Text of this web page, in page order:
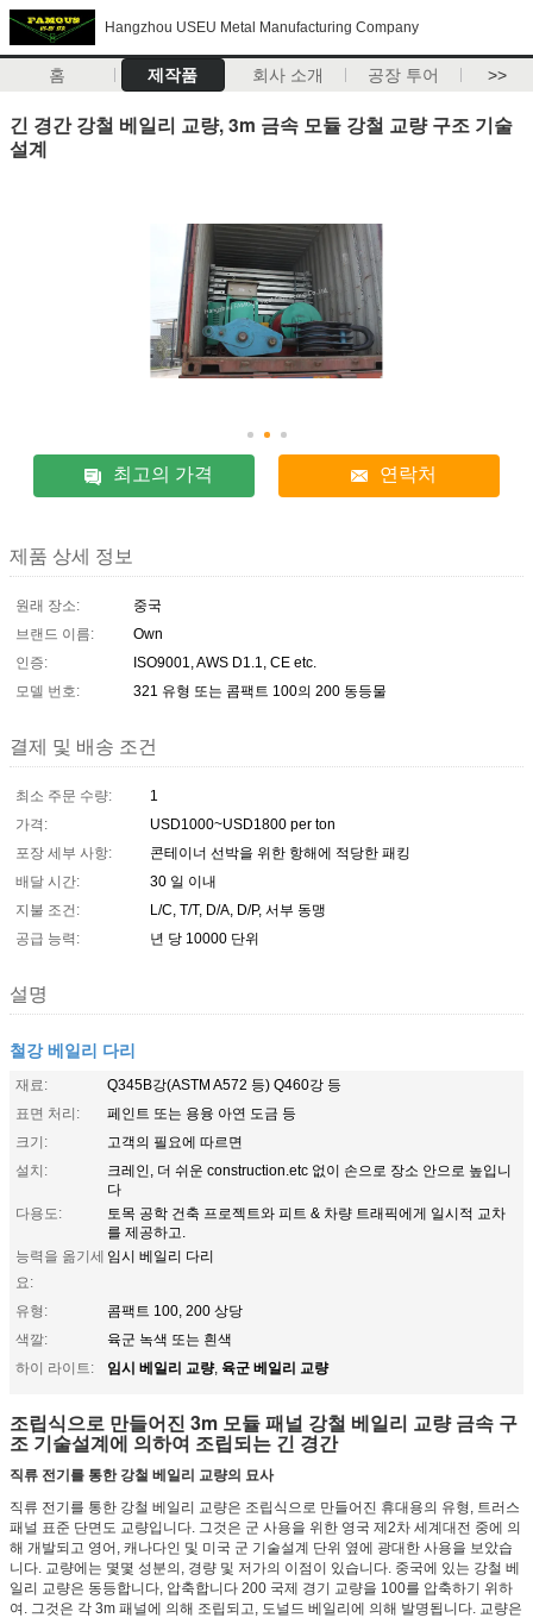
Hangzhou USEU Metal Manufacturing Company
홈 제작품 회사 소개 공장 투어 >>
긴 경간 강철 베일리 교량, 3m 금속 모듈 강철 교량 구조 기술
설계
최고의 가격 연락처
제품 상세 정보
원래 장소:
중국
브랜드 이름:
Own
인증:
ISO9001, AWS D1.1, CE etc.
모델 번호:
321 유형 또는 콤팩트 100의 200 동등물
결제 및 배송 조건
최소 주문 수량:
1
가격:
USD1000~USD1800 per ton
포장 세부 사항:
콘테이너 선박을 위한 항해에 적당한 패킹
배달 시간:
30 일 이내
지불 조건:
L/C, T/T, D/A, D/P, 서부 동맹
공급 능력:
년 당 10000 단위
설명
철강 베일리 다리
재료:
Q345B강(ASTM A572 등) Q460강 등
표면 처리:
페인트 또는 용융 아연 도금 등
크기:
고객의 필요에 따르면
설치:
크레인, 더 쉬운 construction.etc 없이 손으로 장소 안으로 높입니
다
다용도:
토목 공학 건축 프로젝트와 피트 & 차량 트래픽에게 일시적 교차
를 제공하고.
능력을 옮기세
요:
임시 베일리 다리
유형:
콤팩트 100, 200 상당
색깔:
육군 녹색 또는 흰색
하이 라이트:
임시 베일리 교량, 육군 베일리 교량
조립식으로 만들어진 3m 모듈 패널 강철 베일리 교량 금속 구
조 기술설계에 의하여 조립되는 긴 경간
직류 전기를 통한 강철 베일리 교량의 묘사
직류 전기를 통한 강철 베일리 교량은 조립식으로 만들어진 휴대용의 유형, 트러스
패널 표준 단면도 교량입니다. 그것은 군 사용을 위한 영국 제2차 세계대전 중에 의
해 개발되고 영어, 캐나다인 및 미국 군 기술설계 단위 옆에 광대한 사용을 보았습
니다. 교량에는 몇몇 성분의, 경량 및 저가의 이점이 있습니다. 중국에 있는 강철 베
일리 교량은 동등합니다, 압축합니다 200 국제 경기 교량을 100를 압축하기 위하
여. 그것은 각 3m 패널에 의해 조립되고, 도널드 베일리에 의해 발명됩니다. 교량은